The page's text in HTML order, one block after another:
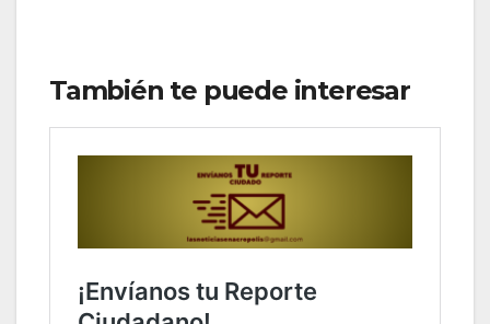
También te puede interesar